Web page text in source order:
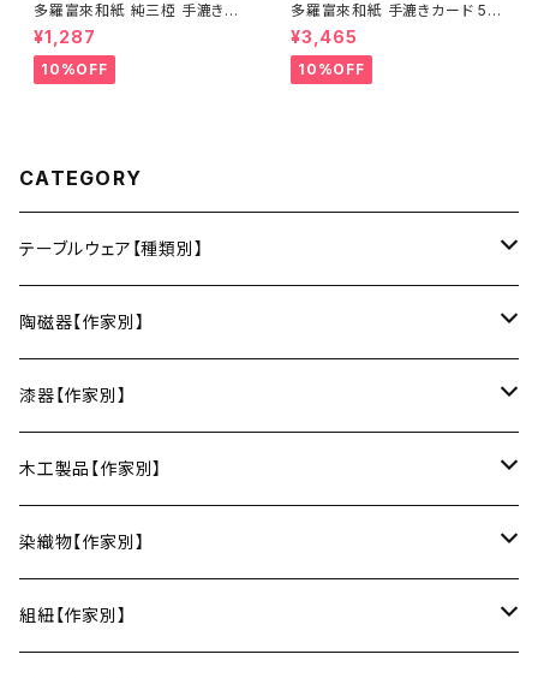
多羅富來和紙 純三椏 手漉き便
箋 10枚入り【伊予和紙】【愛媛県
四国中央市】【伝統工芸品】【民
藝品】【ギフト プレゼント】【父の
日 お誕生日】
¥1,287
10%OFF
多羅富來和紙 手漉きカード 50
枚入り【伊予和紙】【愛媛県四国
中央市】【伝統工芸品】【民藝品】
【ギフト プレゼント】【父の日 お
誕生日】
¥3,465
10%OFF
CATEGORY
テーブルウェア【種類別】
お皿
豆皿
丸皿
小鉢・中鉢・大鉢
小鉢
中鉢
ご飯茶碗
お椀・ボウル
お椀
湯呑・カップ
陶磁器【作家別】
小春花窯（瀬戸焼／愛知）
HORITSUKE（瀬戸焼／愛知）
馬の目皿
AND C（瀬戸焼／愛知）
Trace Face（瀬戸焼／愛知）
漆器【作家別】
中田漆木（香川）
庵治漆 -AJIURUSHI
讃岐石地塗
erakko（京都）
suosikki（京都）
木工製品【作家別】
りょうび庵（曲げわっぱ／秋田）
erakko（木と漆／京都）
染織物【作家別】
藤本つむぎ工房（上田紬／長野）
組紐【作家別】